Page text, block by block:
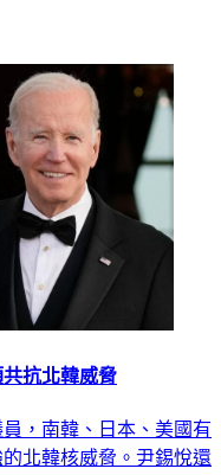
抗北韓威脅
，南韓、日本、美國有
北韓核威脅。尹錫悅還